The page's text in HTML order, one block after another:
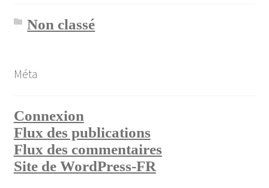
Non classé
Méta
Connexion
Flux des publications
Flux des commentaires
Site de WordPress-FR